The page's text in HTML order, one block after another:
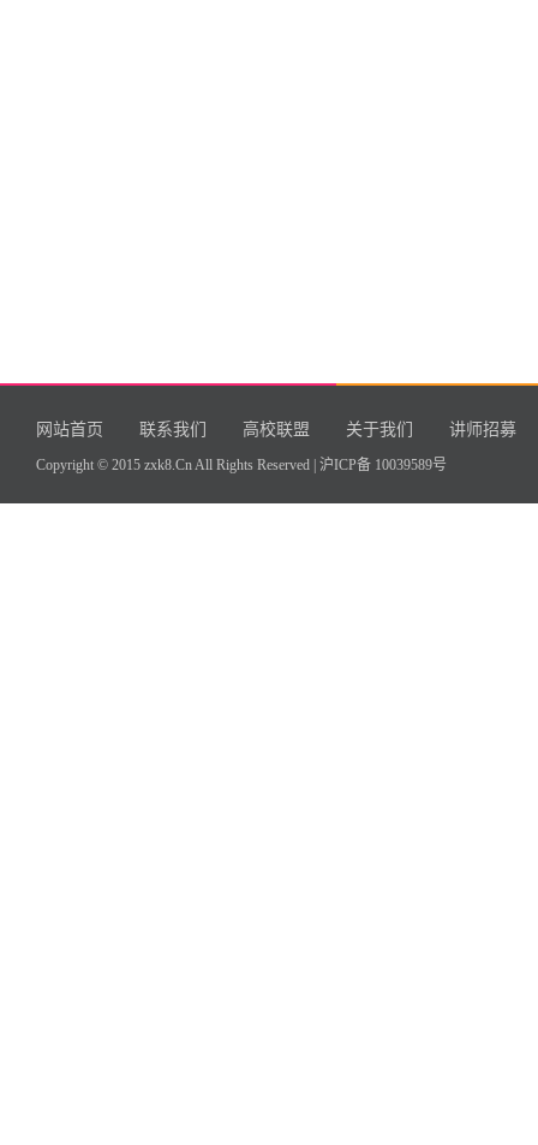
网站首页 联系我们 高校联盟 关于我们 讲师招募
Copyright © 2015 zxk8.Cn All Rights Reserved | 沪ICP备 10039589号